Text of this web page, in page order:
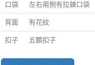
口袋 左右兩側有拉鍊口袋
背面 有花紋
扣子 五顆扣子